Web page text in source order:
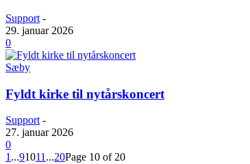
Support -
29. januar 2026
0
Sæby
Fyldt kirke til nytårskoncert
Support -
27. januar 2026
0
1 ...91011 ...20Page 10 of 20